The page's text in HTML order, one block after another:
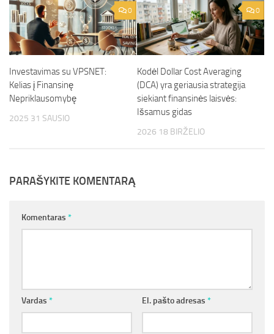
0
Investavimas su VPSNET:
Kelias į Finansinę
Nepriklausomybę
2025 31 SAUSIO
0
Kodėl Dollar Cost Averaging
(DCA) yra geriausia strategija
siekiant finansinės laisvės:
Išsamus gidas
2026 18 BIRŽELIO
PARAŠYKITE KOMENTARĄ
Komentaras *
Vardas * El. pašto adresas *